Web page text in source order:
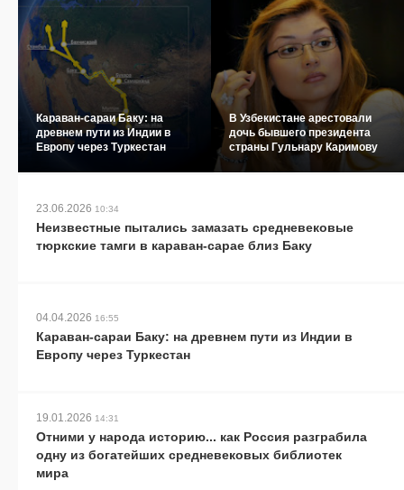
Караван-сараи Баку: на
древнем пути из Индии в
Европу через Туркестан
В Узбекистане арестовали
дочь бывшего президента
страны Гульнару Каримову
23.06.2026 10:34
Неизвестные пытались замазать средневековые
тюркские тамги в караван-сарае близ Баку
04.04.2026 16:55
Караван-сараи Баку: на древнем пути из Индии в
Европу через Туркестан
19.01.2026 14:31
Отними у народа историю... как Россия разграбила
одну из богатейших средневековых библиотек
мира